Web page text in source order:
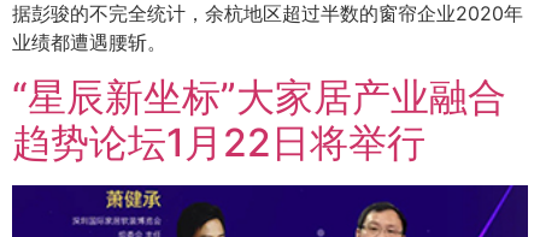
据彭骏的不完全统计，余杭地区超过半数的窗帘企业2020年
业绩都遭遇腰斩。
“星辰新坐标”大家居产业融合
趋势论坛1月22日将举行